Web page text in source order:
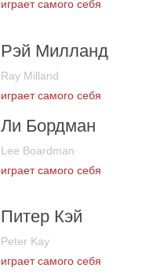
играет самого себя
Рэй Милланд
Ray Milland
играет самого себя
Ли Бордман
Lee Boardman
играет самого себя
Питер Кэй
Peter Kay
играет самого себя